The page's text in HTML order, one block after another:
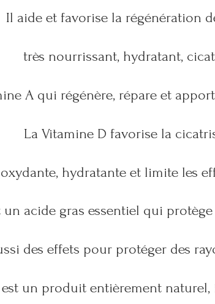
Il aide et favorise la régénération
très nourrissant, hydratant,
A qui régénère, répare et
La Vitamine D favorise la
hydratante et limite les
un acide gras essentiel qui
des effets pour protéger des
est un produit entièrement